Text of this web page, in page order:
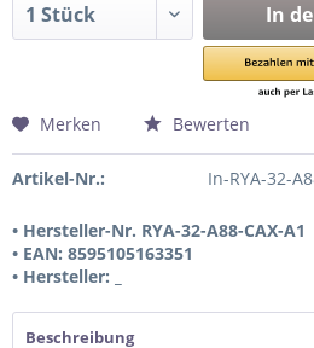
In
Merken Bewerten
Artikel-Nr.: In-RYA-32-
• Hersteller-Nr. RYA-32-A88-CAX-A1
• EAN: 8595105163351
• Hersteller: _
Beschreibung